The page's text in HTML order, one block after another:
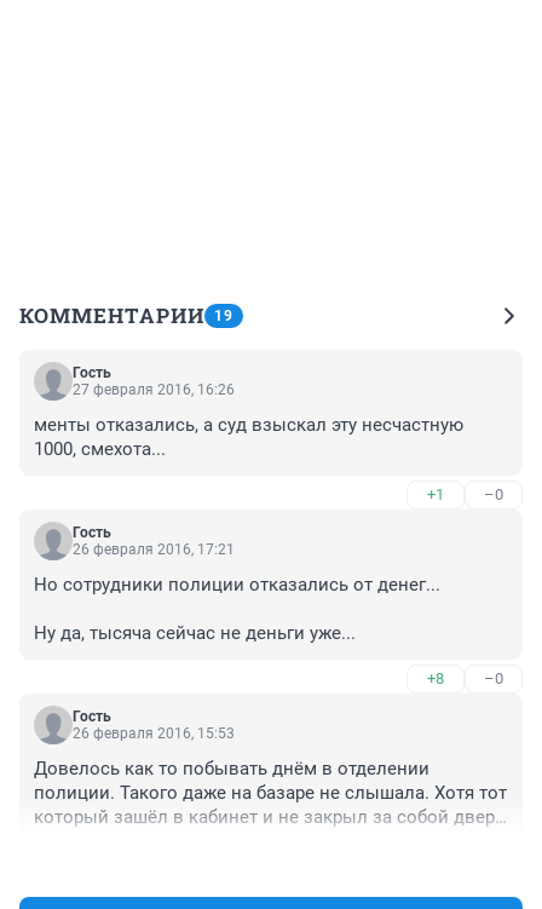
КОММЕНТАРИИ 19
Гость
27 февраля 2016, 16:26
менты отказались, а суд взыскал эту несчастную
1000, смехота...
+1 –0
Гость
26 февраля 2016, 17:21
Но сотрудники полиции отказались от денег...
Ну да, тысяча сейчас не деньги уже...
+8 –0
Гость
26 февраля 2016, 15:53
Довелось как то побывать днём в отделении
полиции. Такого даже на базаре не слышала. Хотя тот
который зашёл в кабинет и не закрыл за собой дверь,